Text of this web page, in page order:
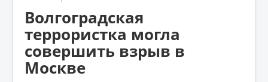
Волгоградская
террористка могла
совершить взрыв в
Москве